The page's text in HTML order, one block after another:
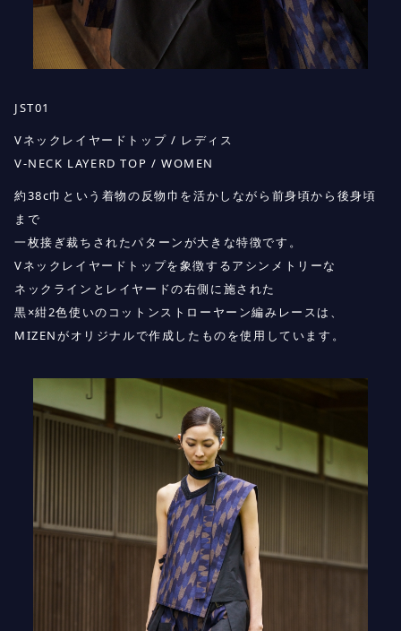
JST01
Vネックレイヤードトップ / レディス
V-NECK LAYERD TOP / WOMEN
約38c巾という着物の反物巾を活かしながら前身頃から後身頃
まで
一枚接ぎ裁ちされたパターンが大きな特徴です。
Vネックレイヤードトップを象徴するアシンメトリーな
ネックラインとレイヤードの右側に施された
黒×紺2色使いのコットンストローヤーン編みレースは、
MIZENがオリジナルで作成したものを使用しています。